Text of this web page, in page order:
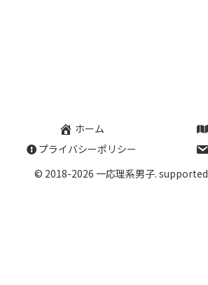
ホーム
プライバシーポリシー
© 2018-2026 一応理系男子.